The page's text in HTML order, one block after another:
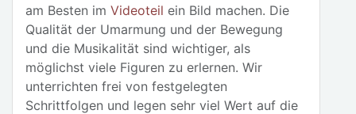
am Besten im Videoteil ein Bild machen. Die
Qualität der Umarmung und der Bewegung
und die Musikalität sind wichtiger, als
möglichst viele Figuren zu erlernen. Wir
unterrichten frei von festgelegten
Schrittfolgen und legen sehr viel Wert auf die